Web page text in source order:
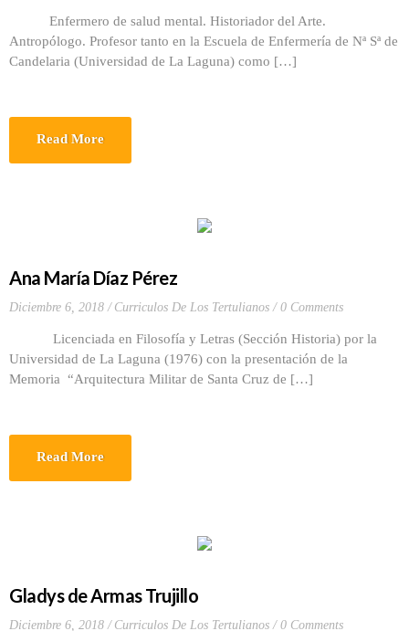
Enfermero de salud mental. Historiador del Arte.
Antropólogo. Profesor tanto en la Escuela de Enfermería de Nª Sª de
Candelaria (Universidad de La Laguna) como […]
Read More
Ana María Díaz Pérez
Diciembre 6, 2018 Curriculos De Los Tertulianos 0 Comments
Licenciada en Filosofía y Letras (Sección Historia) por la
Universidad de La Laguna (1976) con la presentación de la
Memoria “Arquitectura Militar de Santa Cruz de […]
Read More
Gladys de Armas Trujillo
Diciembre 6, 2018 Curriculos De Los Tertulianos 0 Comments